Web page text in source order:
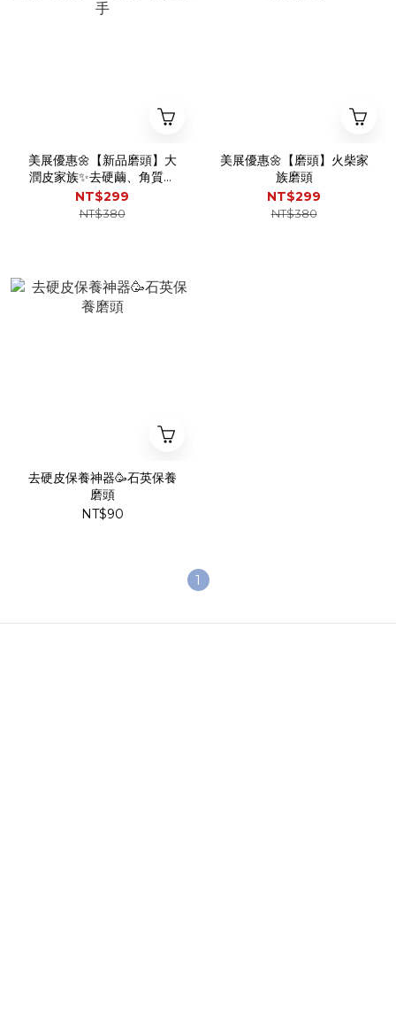
美展優惠🌼【新品磨頭】大
潤皮家族✨去硬繭、角質高
手
NT$299
NT$380
美展優惠🌼【磨頭】火柴家
族磨頭
NT$299
NT$380
去硬皮保養神器🥳石英保養
磨頭
NT$90
1